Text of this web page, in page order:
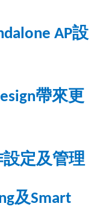
AP設
帶來更
定及管理
及Smart